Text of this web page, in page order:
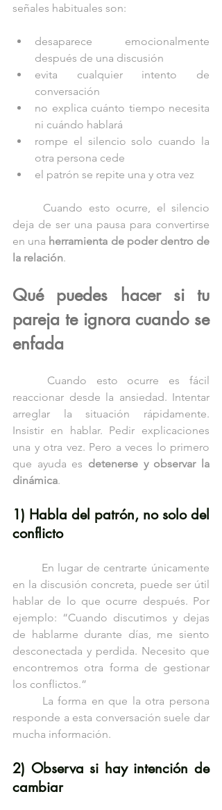
señales habituales son:
desaparece emocionalmente
después de una discusión
evita cualquier intento de
conversación
no explica cuánto tiempo necesita
ni cuándo hablará
rompe el silencio solo cuando la
otra persona cede
el patrón se repite una y otra vez
deja de ser una pausa para convertirse
en una herramienta de poder dentro de
la relación.
Qué puedes hacer si tu
pareja te ignora cuando se
enfada
reaccionar desde la ansiedad. Intentar
arreglar la situación rápidamente.
Insistir en hablar. Pedir explicaciones
una y otra vez. Pero a veces lo primero
que ayuda es detenerse y observar la
dinámica.
1) Habla del patrón, no solo del
conflicto
en la discusión concreta, puede ser útil
hablar de lo que ocurre después. Por
ejemplo: “Cuando discutimos y dejas
de hablarme durante días, me siento
desconectada y perdida. Necesito que
encontremos otra forma de gestionar
los conflictos.”
responde a esta conversación suele dar
mucha información.
2) Observa si hay intención de
cambiar